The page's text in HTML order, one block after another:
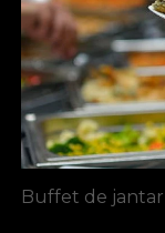
Buffet de